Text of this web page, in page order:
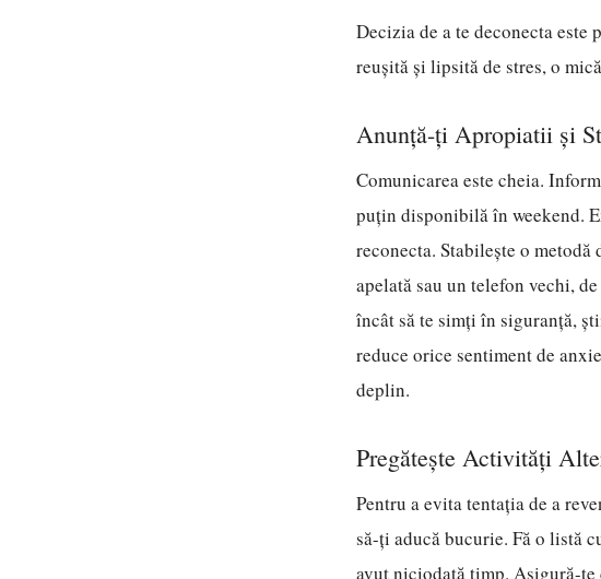
Decizia de a te deconecta este
reușită și lipsită de stres, o
Anunță-ți Apropiatii și
Comunicarea este cheia.
puțin disponibilă în weekend.
reconecta. Stabilește o
apelată sau un telefon vechi,
încât să te simți în siguranță,
reduce orice sentiment de
deplin.
Pregătește Activități
Pentru a evita tentația de a
să-ți aducă bucurie. Fă o listă
avut niciodată timp. Asigură-te